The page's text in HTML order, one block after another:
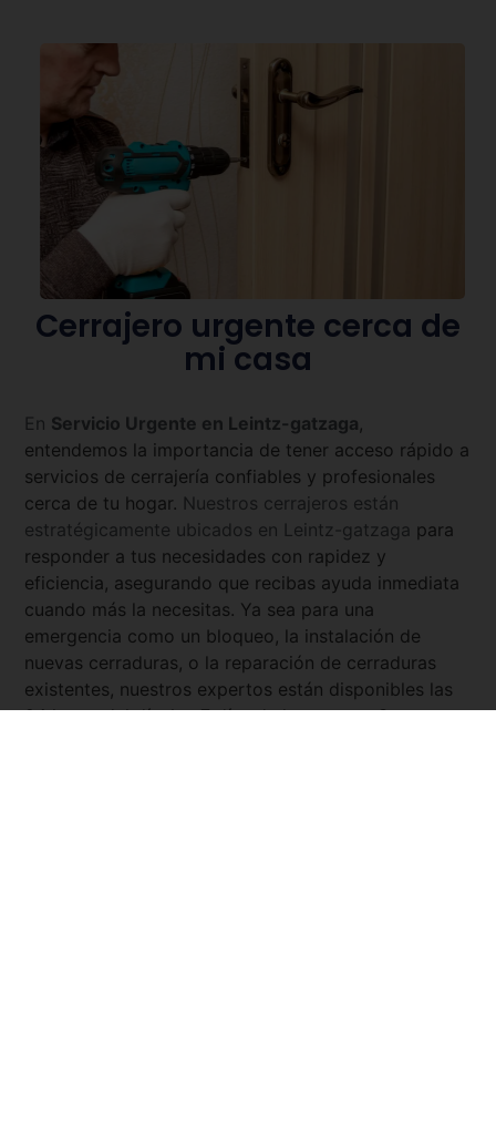
Cerrajero urgente cerca de
mi casa
En Servicio Urgente en Leintz-gatzaga
entendemos la importancia de tener acceso rápido a
servicios de cerrajería confiables y profesionales
cerca de tu hogar. Nuestros cerrajeros están
estratégicamente ubicados en Leintz-gatzaga para
responder a tus necesidades con rapidez y
eficiencia, asegurando que recibas ayuda inmediata
cuando más la necesitas. Ya sea para una
emergencia como un bloqueo, la instalación de
nuevas cerraduras, o la reparación de cerraduras
existentes, nuestros expertos están disponibles las
24 horas del día, los 7 días de la semana. Con